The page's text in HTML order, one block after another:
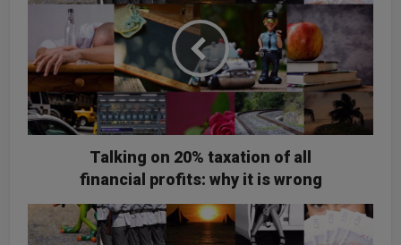
Talking on 20% taxation of all
financial profits: why it is wrong